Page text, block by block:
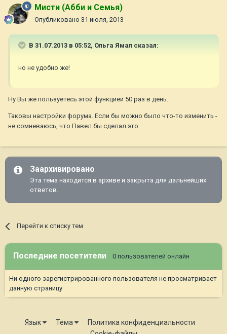
Мисти (Абби и Семья)
Опубликовано 31 июля, 2013
В 31.07.2013 в 05:52, Ольга Ямал сказал:
но не удобно же!
Ну Вы же пользуетесь этой функцией 50 раз в день.
Таковы настройки форума. Если бы можно было что-то изменить -
не сомневаюсь, что Павел бы сделал это.
Заархивировано
Эта тема находится в архиве и закрыта для дальнейших
ответов.
Перейти к списку тем
Последние посетители 0 пользователей онлайн
Ни одного зарегистрированного пользователя не просматривает
данную страницу
Язык Тема
Политика конфиденциальности